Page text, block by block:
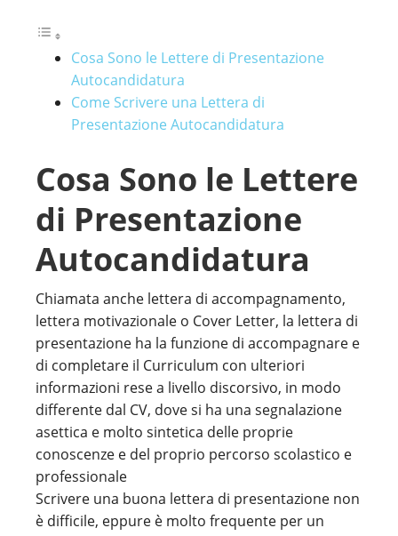
Cosa Sono le Lettere di Presentazione
Autocandidatura
Come Scrivere una Lettera di
Presentazione Autocandidatura
Cosa Sono le Lettere
di Presentazione
Autocandidatura
Chiamata anche lettera di accompagnamento,
lettera motivazionale o Cover Letter, la lettera di
presentazione ha la funzione di accompagnare e
di completare il Curriculum con ulteriori
informazioni rese a livello discorsivo, in modo
differente dal CV, dove si ha una segnalazione
asettica e molto sintetica delle proprie
conoscenze e del proprio percorso scolastico e
professionale
Scrivere una buona lettera di presentazione non
è difficile, eppure è molto frequente per un